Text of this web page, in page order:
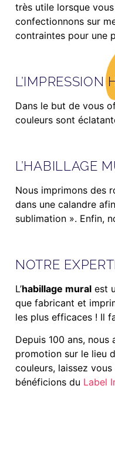
très utile lorsque
confectionnons sur
contraintes pour une
L’IMPRESSION
Dans le but de vous
couleurs sont
L’HABILLAGE
Nous imprimons des
dans une calandre
sublimation ». Enfin,
NOTRE
L’habillage mural est
que fabricant et
les plus efficaces ! Il
Depuis 100 ans,
promotion sur le lieu
couleurs, laissez
bénéficions du Label